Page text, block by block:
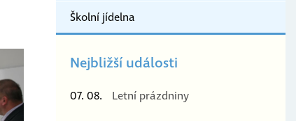
Školní jídelna
Nejbližší události
07. 08. Letní prázdniny